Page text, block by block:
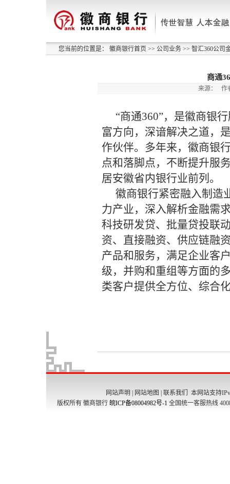
您当前的位置是： 徽商银行首页 >> 公司业务 >> 智汇360公司
商通
来源： 作
网站声明 网站地图 联系我们
本网站支持
版权所有 徽商银行 皖ICP备08004982号-1 全国统一客服热线